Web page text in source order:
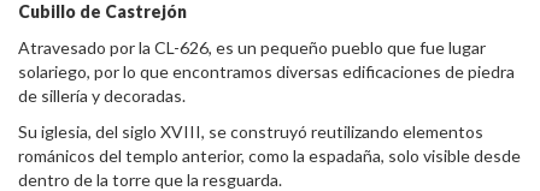
Cubillo de Castrejón
Atravesado por la CL-626, es un pequeño pueblo que fue lugar
solariego, por lo que encontramos diversas edificaciones de piedra
de sillería y decoradas.
Su iglesia, del siglo XVIII, se construyó reutilizando elementos
románicos del templo anterior, como la espadaña, solo visible desde
dentro de la torre que la resguarda.